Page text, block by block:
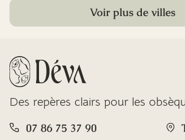
Voir plus de villes
Des repères clairs pour les
07 86 75 37 90